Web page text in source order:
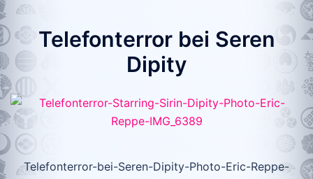
Telefonterror bei Seren
Dipity
Telefonterror-bei-Seren-Dipity-Photo-Eric-Reppe-